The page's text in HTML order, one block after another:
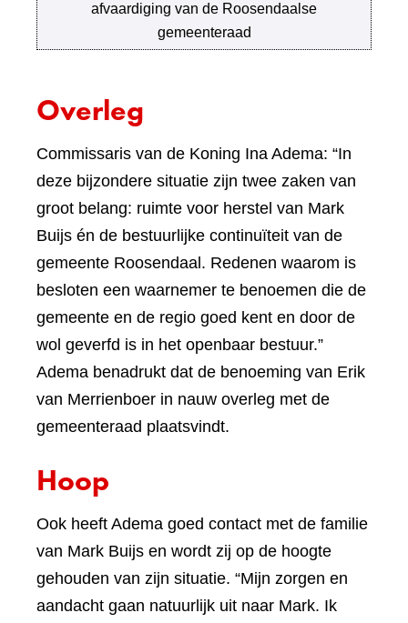
afvaardiging van de Roosendaalse
gemeenteraad
Overleg
Commissaris van de Koning Ina Adema: “In
deze bijzondere situatie zijn twee zaken van
groot belang: ruimte voor herstel van Mark
Buijs én de bestuurlijke continuïteit van de
gemeente Roosendaal. Redenen waarom is
besloten een waarnemer te benoemen die de
gemeente en de regio goed kent en door de
wol geverfd is in het openbaar bestuur.”
Adema benadrukt dat de benoeming van Erik
van Merrienboer in nauw overleg met de
gemeenteraad plaatsvindt.
Hoop
Ook heeft Adema goed contact met de familie
van Mark Buijs en wordt zij op de hoogte
gehouden van zijn situatie. “Mijn zorgen en
aandacht gaan natuurlijk uit naar Mark. Ik